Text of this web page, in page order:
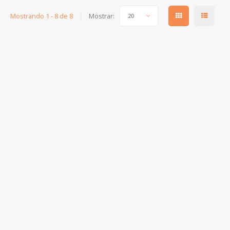
Mostrando 1 - 8 de 8 Mostrar: 20